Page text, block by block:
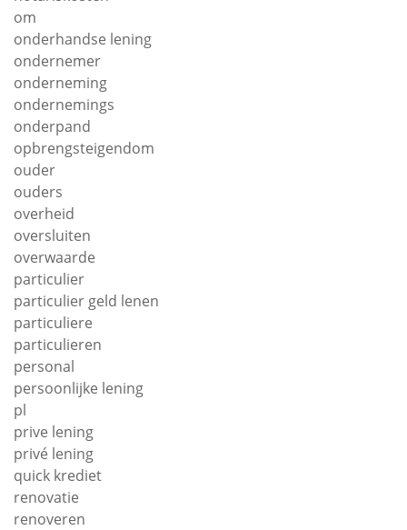
om
onderhandse lening
ondernemer
onderneming
ondernemings
onderpand
opbrengsteigendom
ouder
ouders
overheid
oversluiten
overwaarde
particulier
particulier geld lenen
particuliere
particulieren
personal
persoonlijke lening
pl
prive lening
privé lening
quick krediet
renovatie
renoveren